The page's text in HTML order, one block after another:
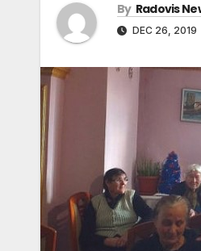
By Radovis
DEC 26, 2019